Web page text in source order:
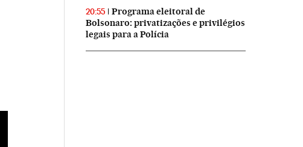
20:55
Programa eleitoral de
Bolsonaro: privatizações e privilégios
legais para a Polícia